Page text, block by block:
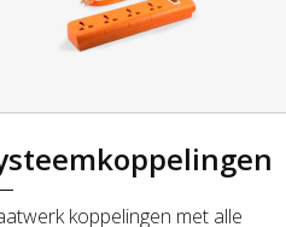
koppelingen met alle